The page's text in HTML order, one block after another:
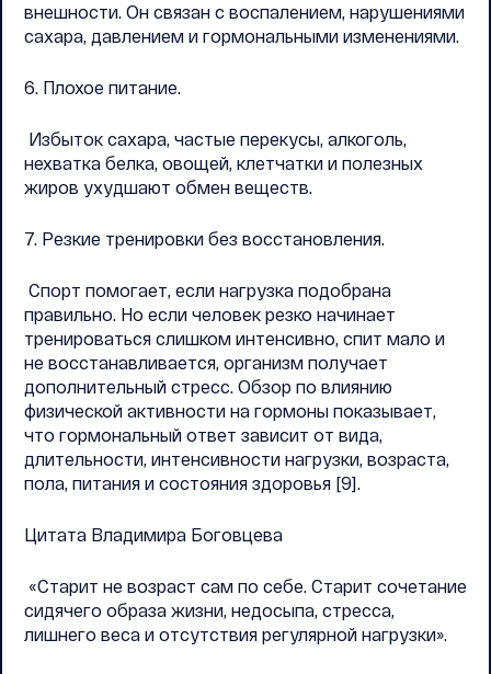
внешности. Он связан с воспалением, нарушениями
сахара, давлением и гормональными изменениями.
6. Плохое питание.
Избыток сахара, частые перекусы, алкоголь,
нехватка белка, овощей, клетчатки и полезных
жиров ухудшают обмен веществ.
7. Резкие тренировки без восстановления.
Спорт помогает, если нагрузка подобрана
правильно. Но если человек резко начинает
тренироваться слишком интенсивно, спит мало и
не восстанавливается, организм получает
дополнительный стресс. Обзор по влиянию
физической активности на гормоны показывает,
что гормональный ответ зависит от вида,
длительности, интенсивности нагрузки, возраста,
пола, питания и состояния здоровья [9].
Цитата Владимира Боговцева
«Старит не возраст сам по себе. Старит сочетание
сидячего образа жизни, недосыпа, стресса,
лишнего веса и отсутствия регулярной нагрузки».